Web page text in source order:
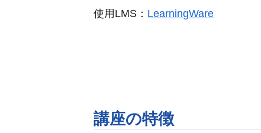
使用LMS： LearningWare
講座の特徴